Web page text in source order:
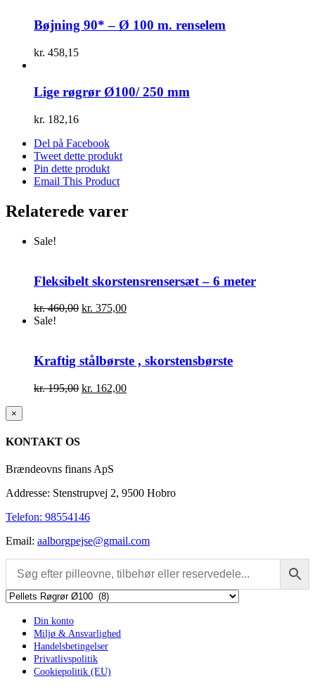
Bøjning 90* – Ø 100 m. renselem
kr. 458,15
Lige røgrør Ø100/ 250 mm
kr. 182,16
Del på Facebook
Tweet dette produkt
Pin dette produkt
Email This Product
Relaterede varer
Sale!
Fleksibelt skorstensrensersæt – 6 meter
kr.460,00 Den
kr. 460,00.
kr. 375,00Den
kr. 375,00.
Sale!
Kraftig stålbørste , skorstensbørste
kr.195,00 Den
kr. 162,00Den
Close
product
view
×
KONTAKT OS
Brændeovns finans ApS
Addresse: Stenstrupvej 2, 9500 Hobro
Telefon: 98554146
Email: aalborgpejse@gmail.com
Din konto
Miljø & Ansvarlighed
Handelsbetingelser
Privatlivspolitik
Cookiepolitik (EU)